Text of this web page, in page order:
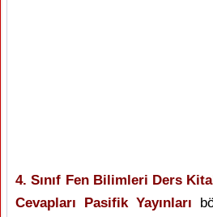
4. Sınıf Fen Bilimleri Ders
Cevapları Pasifik Yayınları